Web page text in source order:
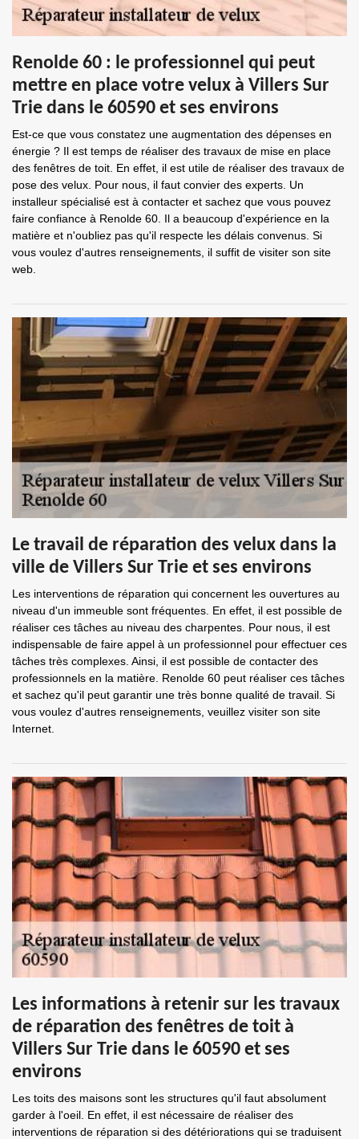
Renolde 60 : le professionnel qui peut
mettre en place votre velux à Villers Sur
Trie dans le 60590 et ses environs
Est-ce que vous constatez une augmentation des dépenses en
énergie ? Il est temps de réaliser des travaux de mise en place
des fenêtres de toit. En effet, il est utile de réaliser des travaux de
pose des velux. Pour nous, il faut convier des experts. Un
installeur spécialisé est à contacter et sachez que vous pouvez
faire confiance à Renolde 60. Il a beaucoup d'expérience en la
matière et n'oubliez pas qu'il respecte les délais convenus. Si
vous voulez d'autres renseignements, il suffit de visiter son site
web.
Le travail de réparation des velux dans la
ville de Villers Sur Trie et ses environs
Les interventions de réparation qui concernent les ouvertures au
niveau d'un immeuble sont fréquentes. En effet, il est possible de
réaliser ces tâches au niveau des charpentes. Pour nous, il est
indispensable de faire appel à un professionnel pour effectuer ces
tâches très complexes. Ainsi, il est possible de contacter des
professionnels en la matière. Renolde 60 peut réaliser ces tâches
et sachez qu'il peut garantir une très bonne qualité de travail. Si
vous voulez d'autres renseignements, veuillez visiter son site
Internet.
Les informations à retenir sur les travaux
de réparation des fenêtres de toit à
Villers Sur Trie dans le 60590 et ses
environs
Les toits des maisons sont les structures qu'il faut absolument
garder à l'oeil. En effet, il est nécessaire de réaliser des
interventions de réparation si des détériorations qui se traduisent